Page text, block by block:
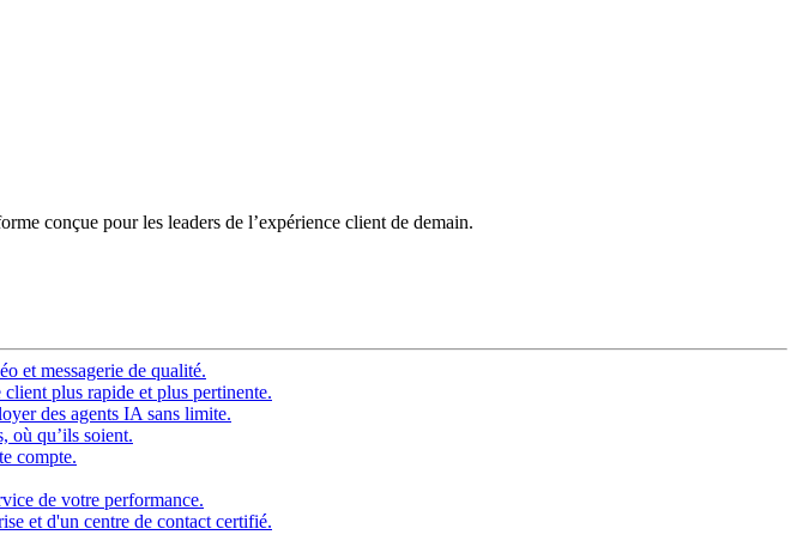
conçue pour les leaders de l’expérience client de demain.
et messagerie de qualité.
plus rapide et plus pertinente.
des agents IA sans limite.
où qu’ils soient.
compte.
de votre performance.
et d'un centre de contact certifié.